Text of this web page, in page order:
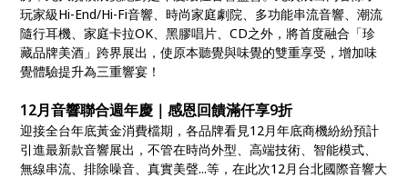
玩家級Hi-End/Hi-Fi音響、時尚家庭劇院、多功能串流音響、潮流
隨行耳機、家庭卡拉OK、黑膠唱片、CD之外，將首度融合「珍
藏品牌美酒」跨界展出，使原本聽覺與味覺的雙重享受，增加味
覺體驗提升為三重響宴！
12月音響聯合週年慶｜感恩回饋滿仟享9折
迎接全台年底黃金消費檔期，各品牌看見12月年底商機紛紛預計
引進最新款音響展出，不管在時尚外型、高端技術、智能模式、
無線串流、排除噪音、真實美聲...等，在此次12月台北國際音響大